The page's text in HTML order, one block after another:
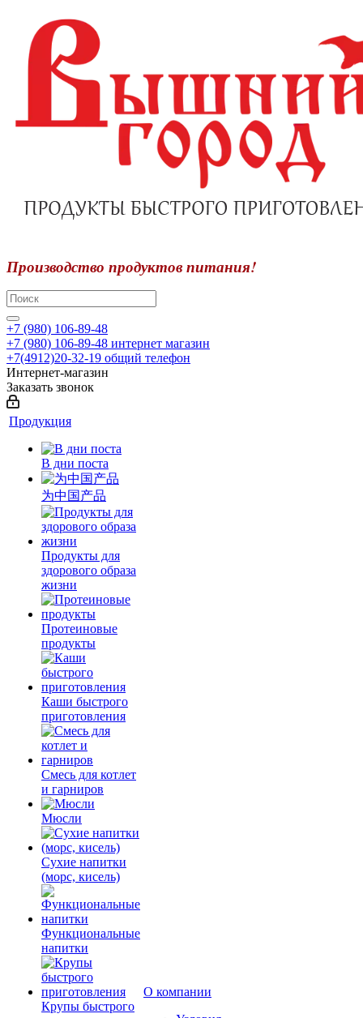
Производство продуктов питания!
+7 (980) 106-89-48
+7 (980) 106-89-48 интернет магазин
+7(4912)20-32-19 общий телефон
Интернет-магазин
Заказать звонок
Продукция
В дни поста
为中国产品
Продукты для
здорового образа
жизни
Протеиновые
продукты
Каши быстрого
приготовления
Смесь для котлет
и гарниров
Мюсли
Сухие напитки
(морс, кисель)
Функциональные
напитки
Крупы быстрого
О компании